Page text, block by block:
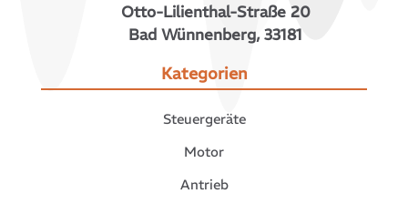
Otto-Lilienthal-Straße 20
Bad Wünnenberg, 33181
Kategorien
Steuergeräte
Motor
Antrieb